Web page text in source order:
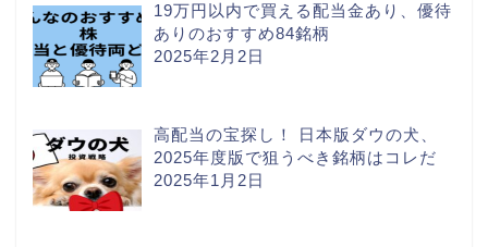
19万円以内で買える配当金あり、優待
ありのおすすめ84銘柄
2025年2月2日
高配当の宝探し！ 日本版ダウの犬、
2025年度版で狙うべき銘柄はコレだ
2025年1月2日